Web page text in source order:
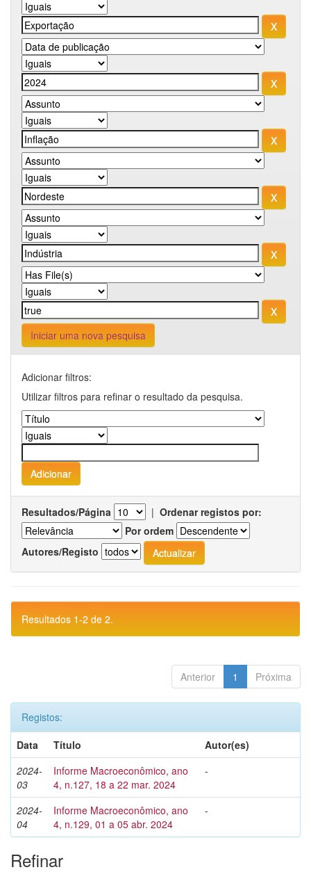
Iniciar uma nova pesquisa
Adicionar filtros:
Utilizar filtros para refinar o resultado da pesquisa.
Resultados/Página | Ordenar registos por:
Por ordem
Autores/Registo
Resultados 1-2 de 2.
Anterior 1 Próxima
Registos:
Data
Título
Autor(es)
2024-
03
Informe Macroeconômico, ano
4, n.127, 18 a 22 mar. 2024
-
2024-
04
Informe Macroeconômico, ano
4, n.129, 01 a 05 abr. 2024
-
Refinar